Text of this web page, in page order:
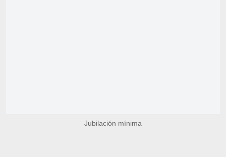
Jubilación mínima